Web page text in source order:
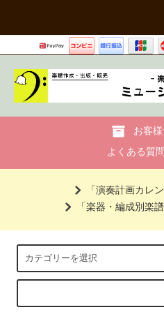
お客
よくある質
「演奏計画カレ
「楽器・編成別楽